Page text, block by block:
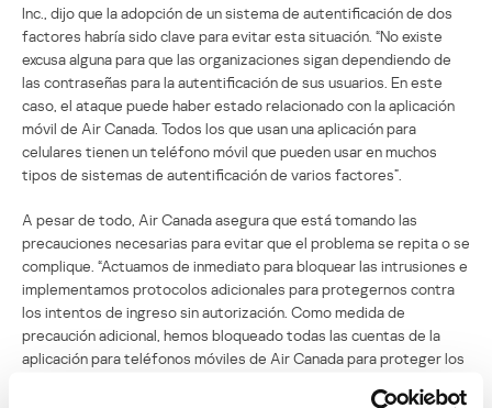
Inc., dijo que la adopción de un sistema de autentificación de dos
factores habría sido clave para evitar esta situación. “No existe
excusa alguna para que las organizaciones sigan dependiendo de
las contraseñas para la autentificación de sus usuarios. En este
caso, el ataque puede haber estado relacionado con la aplicación
móvil de Air Canada. Todos los que usan una aplicación para
celulares tienen un teléfono móvil que pueden usar en muchos
tipos de sistemas de autentificación de varios factores”.
A pesar de todo, Air Canada asegura que está tomando las
precauciones necesarias para evitar que el problema se repita o se
complique. “Actuamos de inmediato para bloquear las intrusiones e
implementamos protocolos adicionales para protegernos contra
los intentos de ingreso sin autorización. Como medida de
precaución adicional, hemos bloqueado todas las cuentas de la
aplicación para teléfonos móviles de Air Canada para proteger los